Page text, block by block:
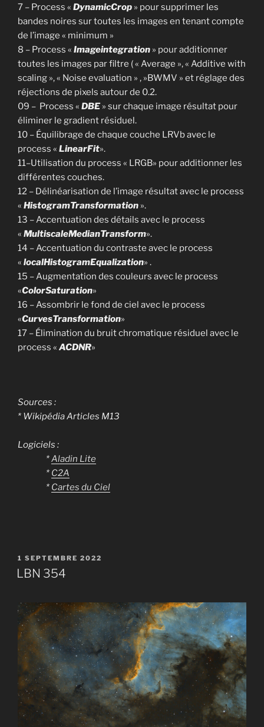
7 – Process « DynamicCrop » pour supprimer les
bandes noires sur toutes les images en tenant compte
de l’image « minimum »
8 – Process « Imageintegration » pour additionner
toutes les images par filtre ( « Average », « Additive with
scaling », « Noise evaluation » , »BWMV » et réglage des
réjections de pixels autour de 0.2.
09 – Process « DBE» sur chaque image résultat pour
éliminer le gradient résiduel.
10 – Équilibrage de chaque couche LRVb avec le
process « LinearFit».
11–Utilisation du process « LRGB» pour additionner les
différentes couches.
12 – Délinéarisation de l’image résultat avec le process
« HistogramTransformation ».
13 – Accentuation des détails avec le process
« MultiscaleMedianTransform».
14 – Accentuation du contraste avec le process
« localHistogramEqualization» .
15 – Augmentation des couleurs avec le process
«ColorSaturation»
16 – Assombrir le fond de ciel avec le process
«CurvesTransformation»
17 – Élimination du bruit chromatique résiduel avec le
process « ACDNR»
Sources :
* Wikipédia Articles M13
Logiciels :
*Aladin Lite
* C2A
* Cartes du Ciel
PUBLIÉ
LE
1 SEPTEMBRE 2022
LBN 354